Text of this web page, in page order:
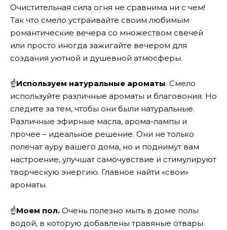
Очистительная сила огня не сравнима ни с чем!
Так что смело устраивайте своим любимым
романтические вечера со множеством свечей
или просто иногда зажигайте вечером для
создания уютной и душевной атмосферы.
☝Используем натуральные ароматы. Смело
используйте различные ароматы и благовония. Но
следите за тем, чтобы они были натуральные.
Различные эфирные масла, арома-лампы и
прочее – идеальное решение. Они не только
полечат ауру вашего дома, но и поднимут вам
настроение, улучшат самочувствие и стимулируют
творческую энергию. Главное найти «свои»
ароматы.
☝Моем пол. Очень полезно мыть в доме полы
водой, в которую добавлены травяные отвары.